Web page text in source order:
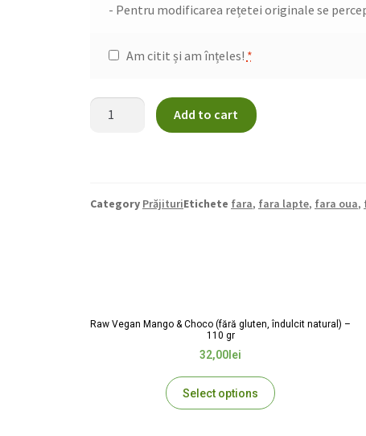
- Pentru modificarea rețetei originale se
Am citit și am înțeles! *
Add to cart
Category PrăjituriEtichete fara, fara lapte, fara oua,
Raw Vegan Mango & Choco (fără gluten, îndulcit natural) –
110 gr
32,00 lei
Select options